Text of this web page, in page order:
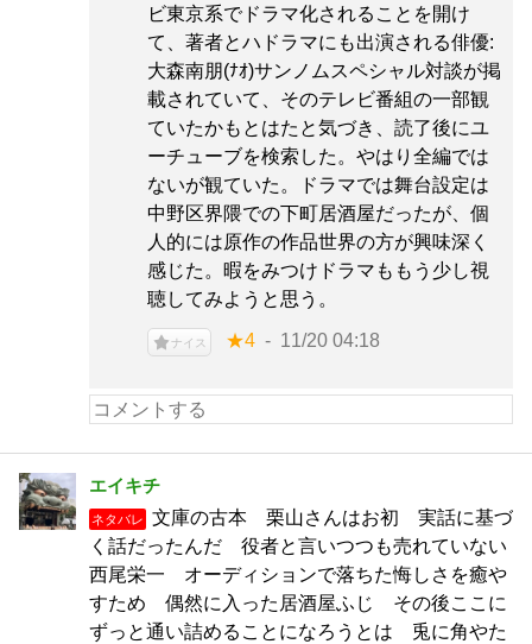
ビ東京系でドラマ化されることを開け
て、著者とハドラマにも出演される俳優:
大森南朋(ﾅｵ)サンノムスペシャル対談が掲
載されていて、そのテレビ番組の一部観
ていたかもとはたと気づき、読了後にユ
ーチューブを検索した。やはり全編では
ないが観ていた。ドラマでは舞台設定は
中野区界隈での下町居酒屋だったが、個
人的には原作の作品世界の方が興味深く
感じた。暇をみつけドラマももう少し視
聴してみようと思う。
ナイス ★4 11/20 04:18
エイキチ
ネタバレ
文庫の古本 栗山さんはお初 実話に基づ
く話だったんだ 役者と言いつつも売れていない
西尾栄一 オーディションで落ちた悔しさを癒や
すため 偶然に入った居酒屋ふじ その後ここに
ずっと通い詰めることになろうとは 兎に角やた